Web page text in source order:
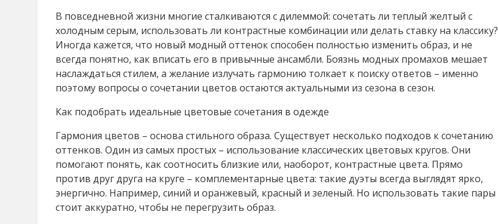
В повседневной жизни многие сталкиваются с дилеммой: сочетать ли теплый желтый с
холодным серым, использовать ли контрастные комбинации или делать ставку на классику?
Иногда кажется, что новый модный оттенок способен полностью изменить образ, и не
всегда понятно, как вписать его в привычные ансамбли. Боязнь модных промахов мешает
наслаждаться стилем, а желание излучать гармонию толкает к поиску ответов – именно
поэтому вопросы о сочетании цветов остаются актуальными из сезона в сезон.
Как подобрать идеальные цветовые сочетания в одежде
Гармония цветов – основа стильного образа. Существует несколько подходов к сочетанию
оттенков. Один из самых простых – использование классических цветовых кругов. Они
помогают понять, как соотносить близкие или, наоборот, контрастные цвета. Прямо
против друг друга на круге – комплементарные цвета: такие дуэты всегда выглядят ярко,
энергично. Например, синий и оранжевый, красный и зеленый. Но использовать такие пары
стоит аккуратно, чтобы не перегрузить образ.